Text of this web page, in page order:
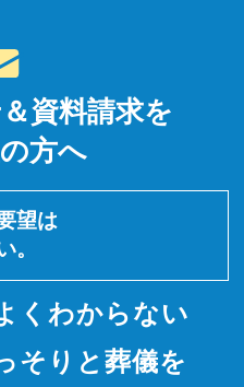
資料請求を
方へ
望は
。
くわからない
そりと 葬儀を